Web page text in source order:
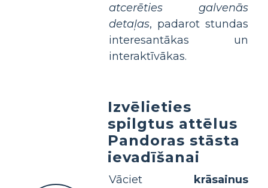
atcerēties galvenās
detaļas, padarot stundas
interesantākas un
interaktīvākas.
Izvēlieties
spilgtus attēlus
Pandoras stāsta
ievadīšanai
Vāciet
krāsainus